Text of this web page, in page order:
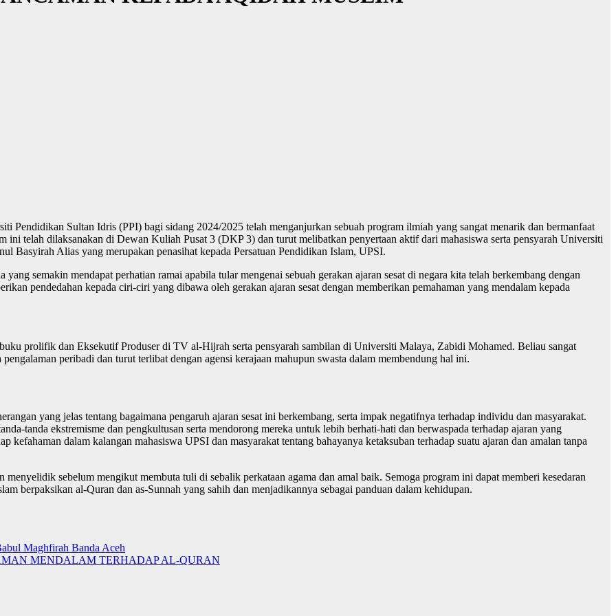
Pendidikan Sultan Idris (PPI) bagi sidang 2024/2025 telah menganjurkan sebuah program ilmiah yang sangat menarik dan bermanfaat
ini telah dilaksanakan di Dewan Kuliah Pusat 3 (DKP 3) dan turut melibatkan penyertaan aktif dari mahasiswa serta pensyarah Universiti
Basyirah Alias yang merupakan penasihat kepada Persatuan Pendidikan Islam, UPSI.
semakin mendapat perhatian ramai apabila tular mengenai sebuah gerakan ajaran sesat di negara kita telah berkembang dengan
pendedahan kepada ciri-ciri yang dibawa oleh gerakan ajaran sesat dengan memberikan pemahaman yang mendalam kepada
prolifik dan Eksekutif Produser di TV al-Hijrah serta pensyarah sambilan di Universiti Malaya, Zabidi Mohamed. Beliau sangat
peribadi dan turut terlibat dengan agensi kerajaan mahupun swasta dalam membendung hal ini.
yang jelas tentang bagaimana pengaruh ajaran sesat ini berkembang, serta impak negatifnya terhadap individu dan masyarakat.
tanda ekstremisme dan pengkultusan serta mendorong mereka untuk lebih berhati-hati dan berwaspada terhadap ajaran yang
kefahaman dalam kalangan mahasiswa UPSI dan masyarakat tentang bahayanya ketaksuban terhadap suatu ajaran dan amalan tanpa
menyelidik sebelum mengikut membuta tuli di sebalik perkataan agama dan amal baik. Semoga program ini dapat memberi kesedaran
berpaksikan al-Quran dan as-Sunnah yang sahih dan menjadikannya sebagai panduan dalam kehidupan.
Maghfirah Banda Aceh
MENDALAM TERHADAP AL-QURAN